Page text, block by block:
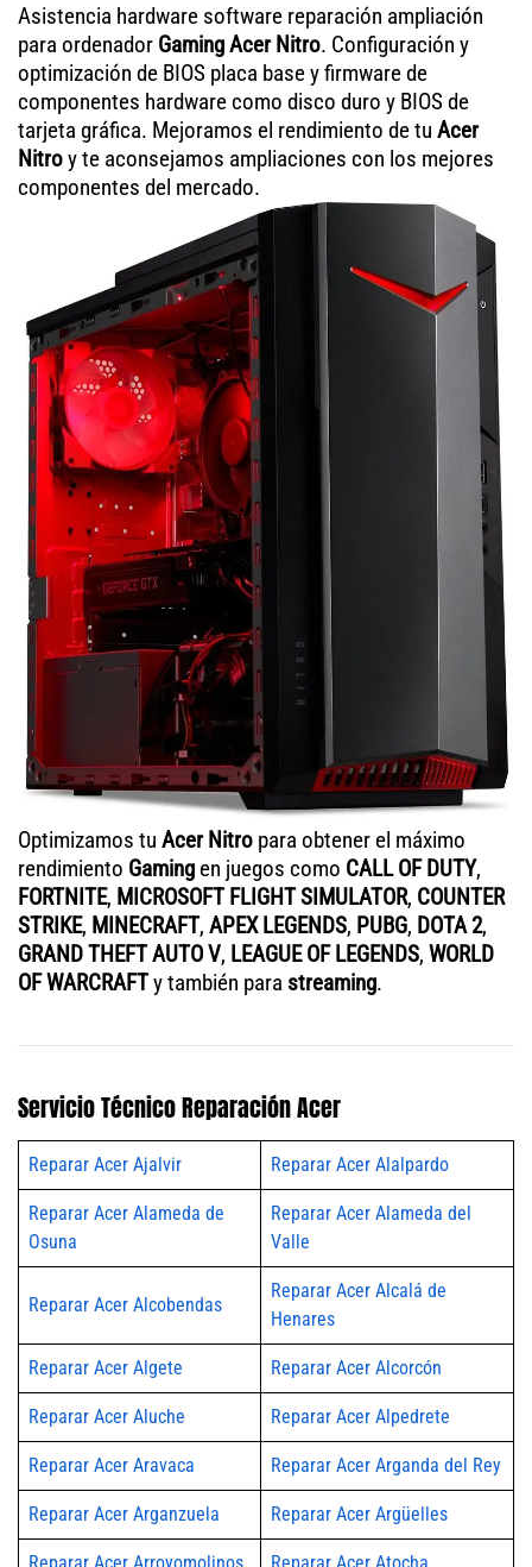
Asistencia hardware software reparación ampliación
para ordenador Gaming Acer Nitro. Configuración y
optimización de BIOS placa base y firmware de
componentes hardware como disco duro y BIOS de
tarjeta gráfica. Mejoramos el rendimiento de tu Acer
Nitroy te aconsejamos ampliaciones con los mejores
componentes del mercado.
Optimizamos tu Acer Nitro para obtener el máximo
rendimiento Gaming en juegos como CALL OF DUTY,
FORTNITE, MICROSOFT FLIGHT SIMULATOR, COUNTER
STRIKE, MINECRAFT, APEX LEGENDS, PUBG, DOTA 2,
GRAND THEFT AUTO V, LEAGUE OF LEGENDS, WORLD
OF WARCRAFTy también para streaming.
Servicio Técnico Reparación Acer
Reparar Acer Ajalvir Reparar Acer Alalpardo
Reparar Acer Alameda de
Osuna
Reparar Acer Alameda del
Valle
Reparar Acer Alcobendas
Reparar Acer Alcalá de
Henares
Reparar Acer Algete Reparar Acer Alcorcón
Reparar Acer Aluche Reparar Acer Alpedrete
Reparar Acer Aravaca Reparar Acer Arganda del Rey
Reparar Acer Arganzuela Reparar Acer Argüelles